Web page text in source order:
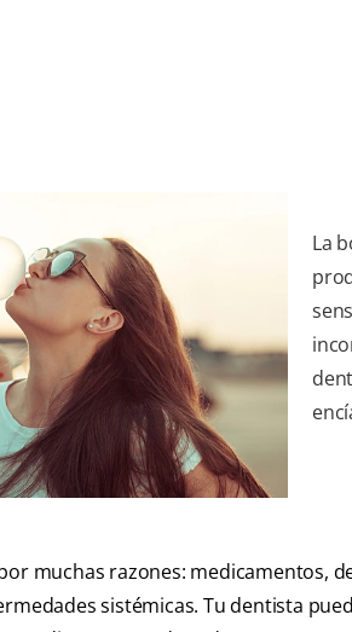
La
muchas razones: medicamentos,
sistémicas. Tu dentista